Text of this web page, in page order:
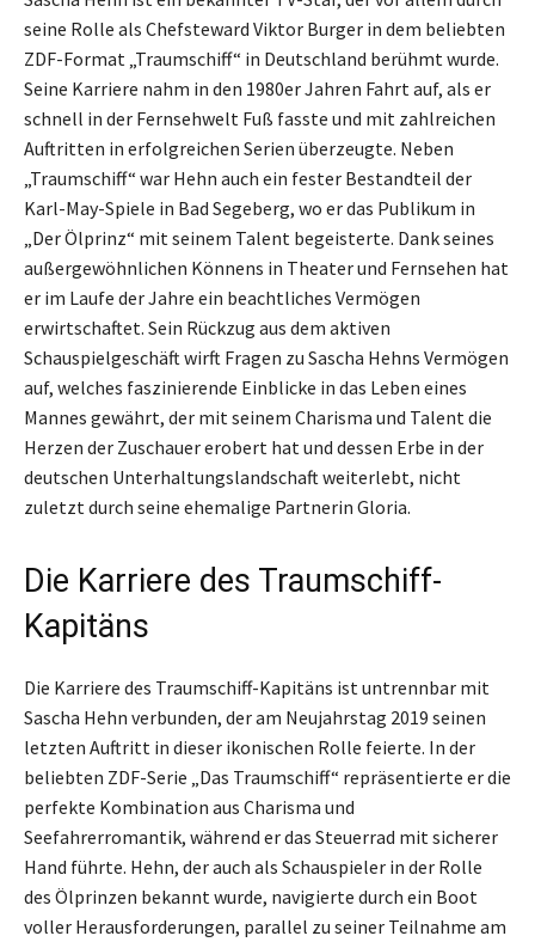
seine Rolle als Chefsteward Viktor Burger in dem beliebten
ZDF-Format „Traumschiff“ in Deutschland berühmt wurde.
Seine Karriere nahm in den 1980er Jahren Fahrt auf, als er
schnell in der Fernsehwelt Fuß fasste und mit zahlreichen
Auftritten in erfolgreichen Serien überzeugte. Neben
„Traumschiff“ war Hehn auch ein fester Bestandteil der
Karl-May-Spiele in Bad Segeberg, wo er das Publikum in
„Der Ölprinz“ mit seinem Talent begeisterte. Dank seines
außergewöhnlichen Könnens in Theater und Fernsehen hat
er im Laufe der Jahre ein beachtliches Vermögen
erwirtschaftet. Sein Rückzug aus dem aktiven
Schauspielgeschäft wirft Fragen zu Sascha Hehns Vermögen
auf, welches faszinierende Einblicke in das Leben eines
Mannes gewährt, der mit seinem Charisma und Talent die
Herzen der Zuschauer erobert hat und dessen Erbe in der
deutschen Unterhaltungslandschaft weiterlebt, nicht
zuletzt durch seine ehemalige Partnerin Gloria.
Die Karriere des Traumschiff-
Kapitäns
Die Karriere des Traumschiff-Kapitäns ist untrennbar mit
Sascha Hehn verbunden, der am Neujahrstag 2019 seinen
letzten Auftritt in dieser ikonischen Rolle feierte. In der
beliebten ZDF-Serie „Das Traumschiff“ repräsentierte er die
perfekte Kombination aus Charisma und
Seefahrerromantik, während er das Steuerrad mit sicherer
Hand führte. Hehn, der auch als Schauspieler in der Rolle
des Ölprinzen bekannt wurde, navigierte durch ein Boot
voller Herausforderungen, parallel zu seiner Teilnahme am